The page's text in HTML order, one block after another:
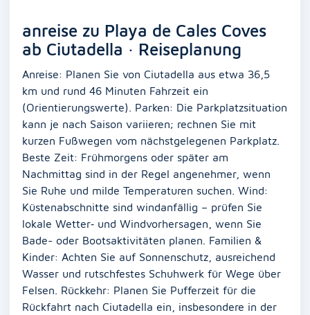
anreise zu Playa de Cales Coves
ab Ciutadella · Reiseplanung
Anreise: Planen Sie von Ciutadella aus etwa 36,5
km und rund 46 Minuten Fahrzeit ein
(Orientierungswerte). Parken: Die Parkplatzsituation
kann je nach Saison variieren; rechnen Sie mit
kurzen Fußwegen vom nächstgelegenen Parkplatz.
Beste Zeit: Frühmorgens oder später am
Nachmittag sind in der Regel angenehmer, wenn
Sie Ruhe und milde Temperaturen suchen. Wind:
Küstenabschnitte sind windanfällig – prüfen Sie
lokale Wetter‑ und Windvorhersagen, wenn Sie
Bade- oder Bootsaktivitäten planen. Familien &
Kinder: Achten Sie auf Sonnenschutz, ausreichend
Wasser und rutschfestes Schuhwerk für Wege über
Felsen. Rückkehr: Planen Sie Pufferzeit für die
Rückfahrt nach Ciutadella ein, insbesondere in der